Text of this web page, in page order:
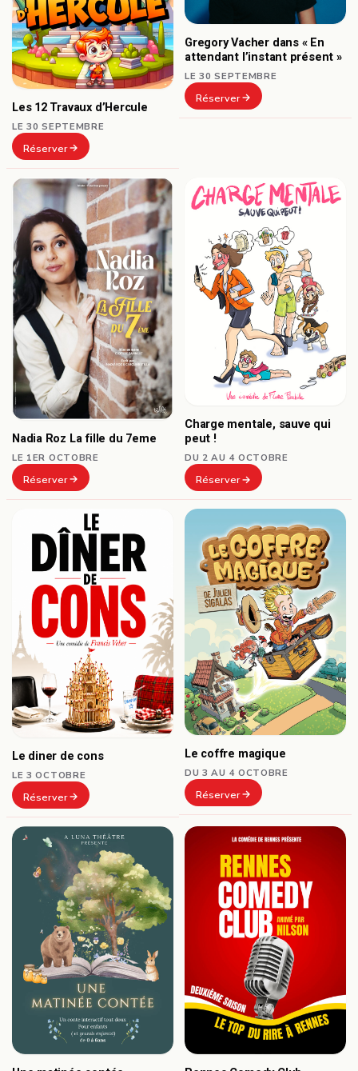
Les 12 Travaux d’Hercule
LE 30 SEPTEMBRE
Réserver
Gregory Vacher dans « En
attendant l’instant présent »
LE 30 SEPTEMBRE
Réserver
Nadia Roz La fille du 7eme
LE 1ER OCTOBRE
Réserver
Charge mentale, sauve qui
peut !
DU 2 AU 4 OCTOBRE
Réserver
Le diner de cons
LE 3 OCTOBRE
Réserver
Le coffre magique
DU 3 AU 4 OCTOBRE
Réserver